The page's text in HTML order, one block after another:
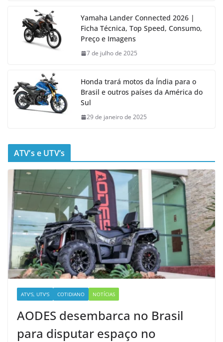
Yamaha Lander Connected 2026 |
Ficha Técnica, Top Speed, Consumo,
Preço e Imagens
7 de julho de 2025
Honda trará motos da Índia para o
Brasil e outros países da América do
Sul
29 de janeiro de 2025
ATV’s e UTV’s
ATV'S, UTV'S COTIDIANO NOTÍCIAS
AODES desembarca no Brasil
para disputar espaço no